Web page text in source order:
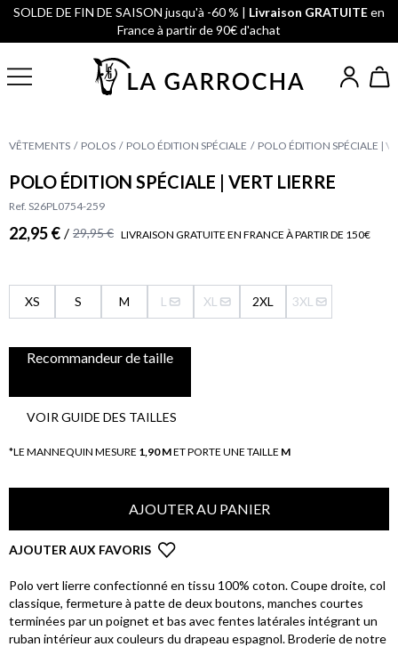
SOLDE DE FIN DE SAISON jusqu'à -60 % | Livraison GRATUITEen
France à partir de 90€ d'achat
VÊTEMENTS POLOS POLO ÉDITION SPÉCIALE POLO ÉDITION SPÉCIALE |
POLO ÉDITION SPÉCIALE | VERT LIERRE
Ref. S26PL0754-259
22,95 € / 29,95 € LIVRAISON GRATUITE EN FRANCE À PARTIR DE 150€
XS S M L XL 2XL 3XL
Recommandeur de taille
VOIR GUIDE DES TAILLES
*LE MANNEQUIN MESURE 1,90 MET PORTE UNE TAILLE M
AJOUTER AU PANIER
AJOUTER AUX FAVORIS
Polo vert lierre confectionné en tissu 100% coton. Coupe droite, col
classique, fermeture à patte de deux boutons, manches courtes
terminées par un poignet et bas avec fentes latérales intégrant un
ruban intérieur aux couleurs du drapeau espagnol. Broderie de notre